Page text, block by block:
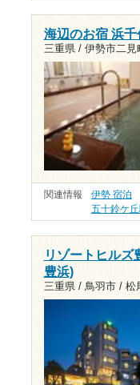
海辺のお宿 浜千
三重県 / 伊勢市二見
関連情報 伊勢 宿泊
五十鈴ケ
リゾートヒルズ
豊浜)
三重県 / 鳥羽市 / 松